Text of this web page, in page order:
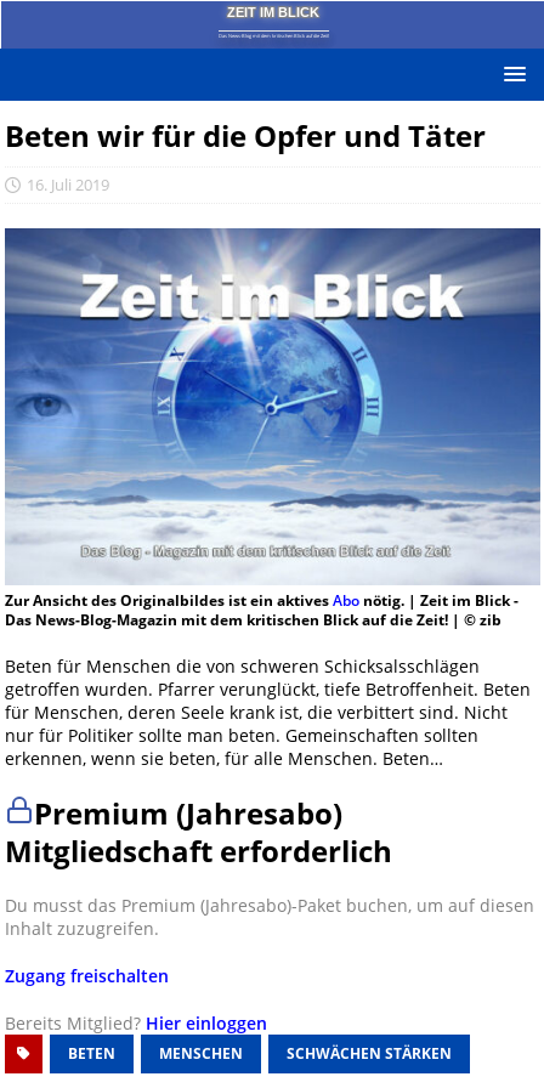
ZEIT IM BLICK
Das News-Blog mit dem kritischen Blick auf die Zeit!
Beten wir für die Opfer und Täter
16. Juli 2019
Zur Ansicht des Originalbildes ist ein aktivesAbonötig. | Zeit im Blick -
Das News-Blog-Magazin mit dem kritischen Blick auf die Zeit! | © zib
Beten für Menschen die von schweren Schicksalsschlägen
getroffen wurden. Pfarrer verunglückt, tiefe Betroffenheit. Beten
für Menschen, deren Seele krank ist, die verbittert sind. Nicht
nur für Politiker sollte man beten. Gemeinschaften sollten
erkennen, wenn sie beten, für alle Menschen. Beten…
Premium (Jahresabo)
Mitgliedschaft erforderlich
Du musst das Premium (Jahresabo)-Paket buchen, um auf diesen
Inhalt zuzugreifen.
Zugang freischalten
Bereits Mitglied? Hier einloggen
BETEN MENSCHEN SCHWÄCHEN STÄRKEN